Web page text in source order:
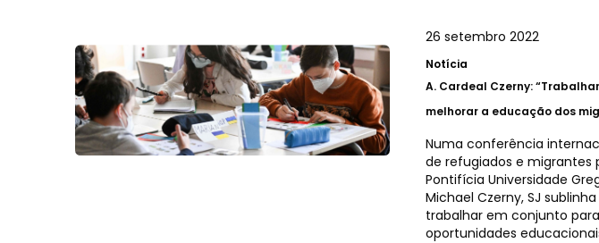
26 setembro 2022
Notícia
A. Cardeal Czerny:
melhorar a educação dos
Numa conferência
de refugiados e migrantes
Pontifícia Universidade
Michael Czerny, SJ
trabalhar em conjunto
oportunidades